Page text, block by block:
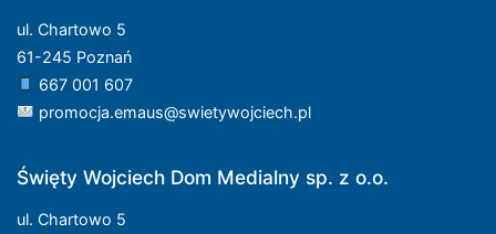
ul. Chartowo 5
61-245 Poznań
667 001 607
promocja.emaus@swietywojciech.pl
Święty Wojciech Dom Medialny sp. z o.o.
ul. Chartowo 5